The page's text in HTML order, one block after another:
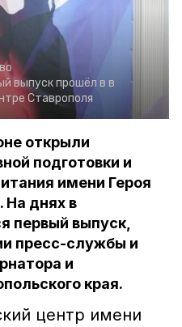
выпуск прошёл в в
Ставрополя
открыли
подготовки и
имени Героя
На днях в
первый выпуск,
пресс-службы и
и
края.
центр имени